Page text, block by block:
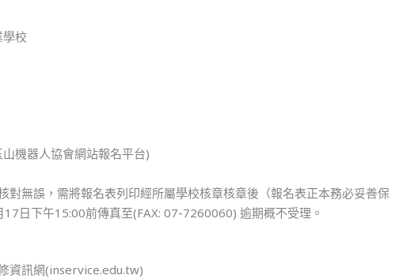
學校
機器人協會網站報名平台)
對無誤，需將報名表列印經所屬學校核章核章後（報名表正本務必妥善保
日下午15:00前傳真至(FAX: 07-7260060) 逾期概不受理。
資訊網(inservice.edu.tw)